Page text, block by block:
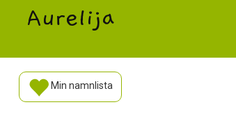
Aurelija
Min namnlista